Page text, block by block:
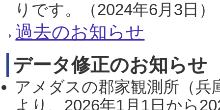
りです。（2024年6月3日）
過去のお知らせ
データ修正のお知らせ
アメダスの郡家観測所（
より、2026年1月1日から